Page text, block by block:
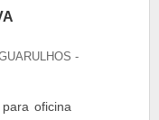
-
oficina